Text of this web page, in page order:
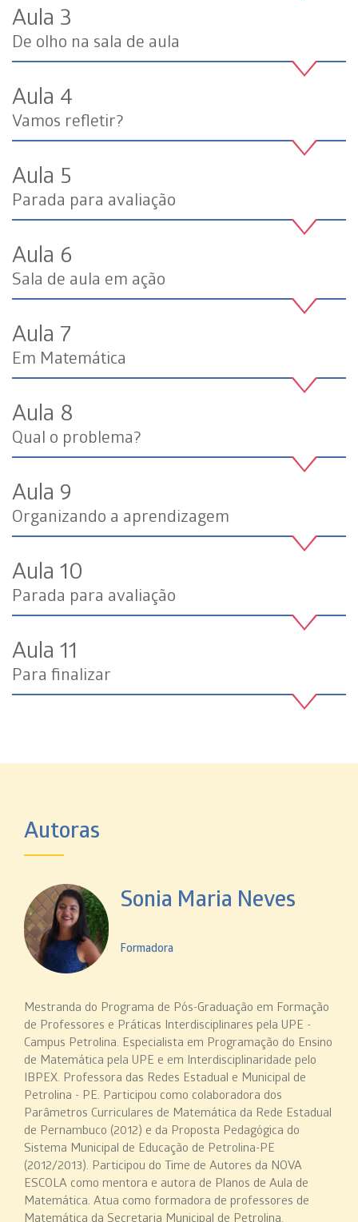
Aula 3
De olho na sala de aula
Aula 4
Vamos refletir?
Aula 5
Parada para avaliação
Aula 6
Sala de aula em ação
Aula 7
Em Matemática
Aula 8
Qual o problema?
Aula 9
Organizando a aprendizagem
Aula 10
Parada para avaliação
Aula 11
Para finalizar
Autoras
Sonia Maria Neves
Formadora
Mestranda do Programa de Pós-Graduação em Formação
de Professores e Práticas Interdisciplinares pela UPE -
Campus Petrolina. Especialista em Programação do Ensino
de Matemática pela UPE e em Interdisciplinaridade pelo
IBPEX. Professora das Redes Estadual e Municipal de
Petrolina - PE. Participou como colaboradora dos
Parâmetros Curriculares de Matemática da Rede Estadual
de Pernambuco (2012) e da Proposta Pedagógica do
Sistema Municipal de Educação de Petrolina-PE
(2012/2013). Participou do Time de Autores da NOVA
ESCOLA como mentora e autora de Planos de Aula de
Matemática. Atua como formadora de professores de
Matemática da Secretaria Municipal de Petrolina.